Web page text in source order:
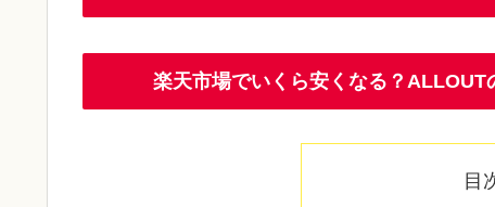
楽天市場でいくら安くなる？ALLOUT
目